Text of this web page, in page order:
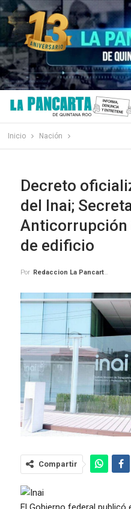
Inicio Nación
Decreto
del Inai;
Anticorrupción
de edificio
Por Redaccion La Pancarta De Quintana Roo
Compartir